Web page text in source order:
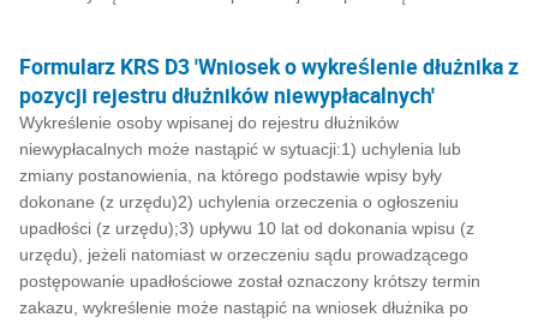
Formularz KRS D3 'Wniosek o wykreślenie dłużnika z
pozycji rejestru dłużników niewypłacalnych'
Wykreślenie osoby wpisanej do rejestru dłużników
niewypłacalnych może nastąpić w sytuacji:1) uchylenia lub
zmiany postanowienia, na którego podstawie wpisy były
dokonane (z urzędu)2) uchylenia orzeczenia o ogłoszeniu
upadłości (z urzędu);3) upływu 10 lat od dokonania wpisu (z
urzędu), jeżeli natomiast w orzeczeniu sądu prowadzącego
postępowanie upadłościowe został oznaczony krótszy termin
zakazu, wykreślenie może nastąpić na wniosek dłużnika po